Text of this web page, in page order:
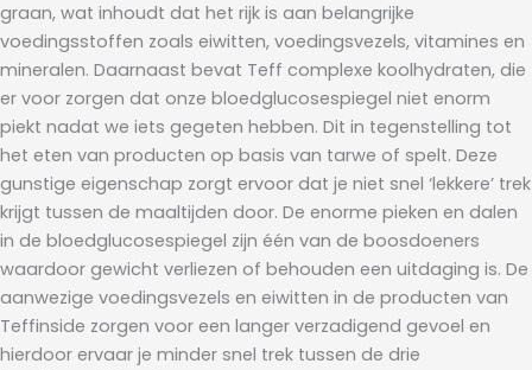
graan, wat inhoudt dat het rijk is aan belangrijke
voedingsstoffen zoals eiwitten, voedingsvezels, vitamines en
mineralen. Daarnaast bevat Teff complexe koolhydraten, die
er voor zorgen dat onze bloedglucosespiegel niet enorm
piekt nadat we iets gegeten hebben. Dit in tegenstelling tot
het eten van producten op basis van tarwe of spelt. Deze
gunstige eigenschap zorgt ervoor dat je niet snel ‘lekkere’ trek
krijgt tussen de maaltijden door. De enorme pieken en dalen
in de bloedglucosespiegel zijn één van de boosdoeners
waardoor gewicht verliezen of behouden een uitdaging is. De
aanwezige voedingsvezels en eiwitten in de producten van
Teffinside zorgen voor een langer verzadigend gevoel en
hierdoor ervaar je minder snel trek tussen de drie